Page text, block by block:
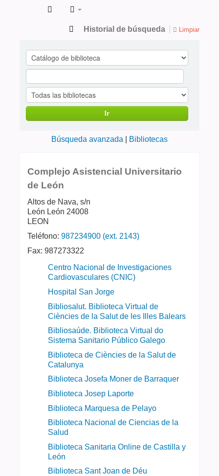
Publicaciones
en
ciencias
de
la
Salud
Historial de búsqueda Limpiar
Ir
Búsqueda avanzada Bibliotecas
Complejo Asistencial Universitario
de León
Altos de Nava, s/n
León León 24008
LEON
Teléfono: 987234900 (ext. 2143)
Fax: 987273322
Centro Nacional de Investigaciones
Cardiovasculares (CNIC)
Hospital San Jorge
Bibliosalut. Biblioteca Virtual de
Ciències de la Salut de les Illes Balears
Bibliosaúde. Biblioteca Virtual do
Sistema Sanitario Público Galego
Biblioteca de Ciències de la Salut de
Catalunya
Biblioteca Josefa Moner de Barraquer
Biblioteca Josep Laporte
Biblioteca Marquesa de Pelayo
Biblioteca Nacional de Ciencias de la
Salud
Biblioteca Sanitaria Online de Castilla y
León
Biblioteca Sant Joan de Déu